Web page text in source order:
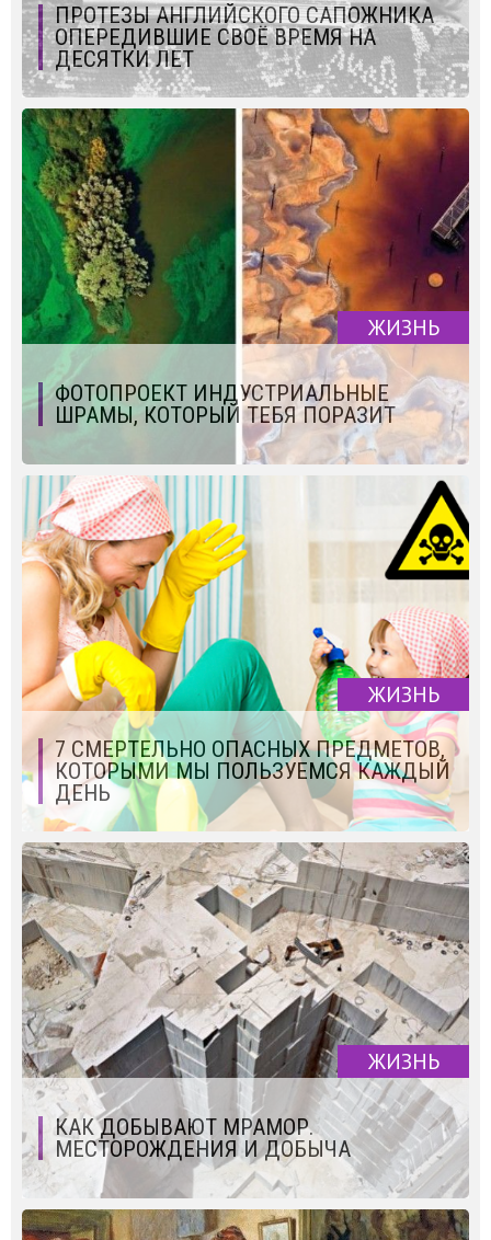
ПРОТЕЗЫ АНГЛИЙСКОГО САПОЖНИКА
ОПЕРЕДИВШИЕ СВОЁ ВРЕМЯ НА
ДЕСЯТКИ ЛЕТ
ЖИЗНЬ
ФОТОПРОЕКТ ИНДУСТРИАЛЬНЫЕ
ШРАМЫ, КОТОРЫЙ ТЕБЯ ПОРАЗИТ
ЖИЗНЬ
7 СМЕРТЕЛЬНО ОПАСНЫХ ПРЕДМЕТОВ,
КОТОРЫМИ МЫ ПОЛЬЗУЕМСЯ КАЖДЫЙ
ДЕНЬ
ЖИЗНЬ
КАК ДОБЫВАЮТ МРАМОР.
МЕСТОРОЖДЕНИЯ И ДОБЫЧА